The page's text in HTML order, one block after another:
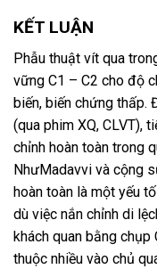
KẾT LUẬN
Phẫu thuật vít qua
vững C1 – C2 cho độ
biến, biến chứng thấp.
(qua phim XQ, CLVT),
chỉnh hoàn toàn trong
NhưMadavvi và cộng
hoàn toàn là một yếu
dù việc nắn chỉnh di
khách quan bằng
thuộc nhiều vào chủ